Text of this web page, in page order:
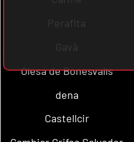
Perafita
Gavà
Olesa de Bonesvalls
dena
Castellcir